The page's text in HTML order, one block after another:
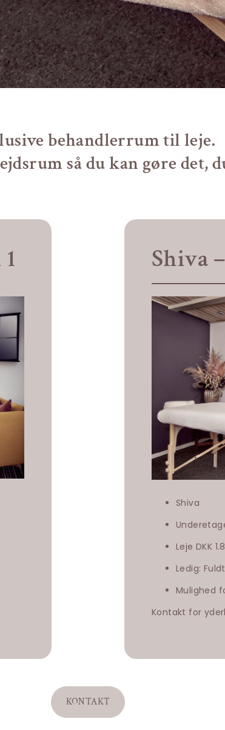
behandlerrum til leje.
så du kan gøre det,
Shiva
Shiva
Leje DKK
Ledig:
Mulighed
Kontakt for
KONTAKT